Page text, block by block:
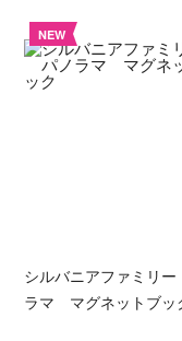
NEW
シルバニアファミリ
ラマ マグネットブッ